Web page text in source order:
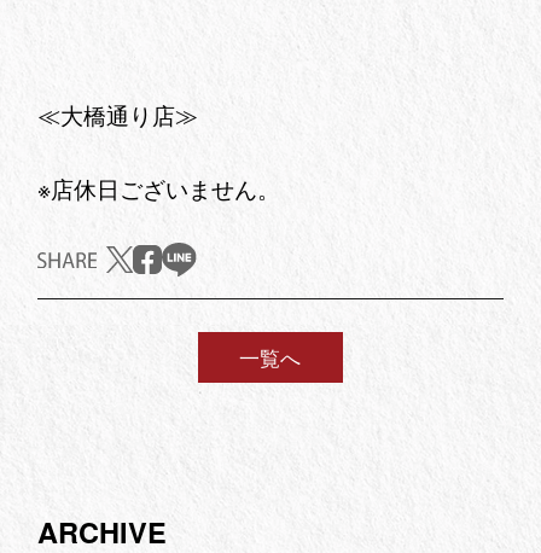
≪大橋通り店≫
※店休日ございません。
一覧へ
ARCHIVE